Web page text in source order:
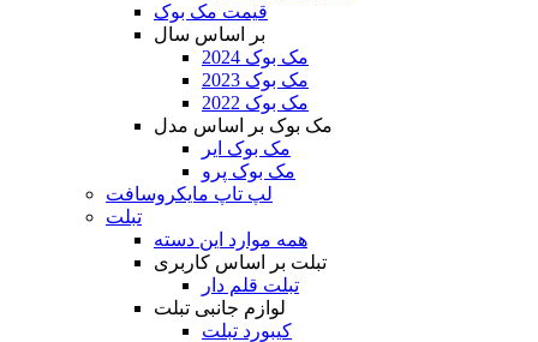
قیمت مک بوک
بر اساس سال
مک بوک 2024
مک بوک 2023
مک بوک 2022
مک بوک بر اساس مدل
مک بوک ایر
مک بوک پرو
لپ تاپ مایکروسافت
تبلت
همه موارد این دسته
تبلت بر اساس کاربری
تبلت قلم دار
لوازم جانبی تبلت
کیبورد تبلت